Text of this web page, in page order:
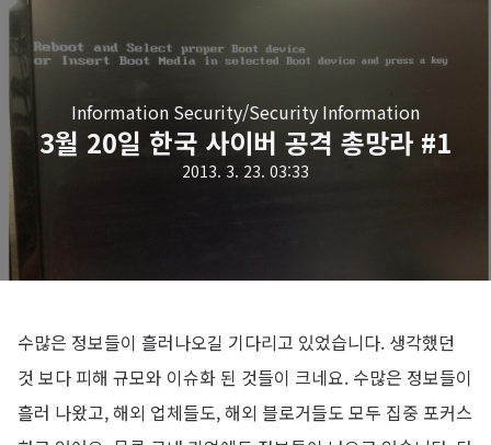
Information Security/Security Information
3월 20일 한국 사이버 공격 총망라 #1
2013. 3. 23. 03:33
수많은 정보들이 흘러나오길 기다리고 있었습니다. 생각했던
것 보다 피해 규모와 이슈화 된 것들이 크네요. 수많은 정보들이
흘러 나왔고, 해외 업체들도, 해외 블로거들도 모두 집중 포커스